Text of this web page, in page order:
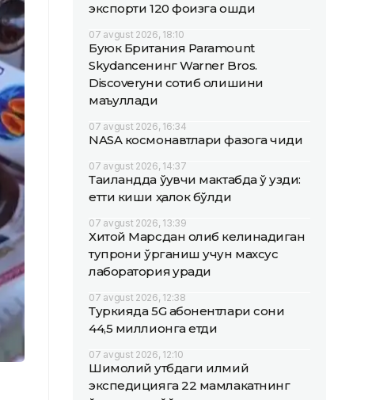
экспорти 120 фоизга ошди
07 avgust 2026, 18:10
Буюк Британия Paramount
Skydanceнинг Warner Bros.
Discoveryни сотиб олишини
маъқуллади
07 avgust 2026, 16:34
NASA космонавтлари фазога чиқди
07 avgust 2026, 14:37
Таиландда ўқувчи мактабда ўқ узди:
етти киши ҳалок бўлди
07 avgust 2026, 13:39
Хитой Марсдан олиб келинадиган
тупроқни ўрганиш учун махсус
лаборатория қуради
07 avgust 2026, 12:38
Туркияда 5G абонентлари сони
44,5 миллионга етди
07 avgust 2026, 12:10
Шимолий қутбдаги илмий
экспедицияга 22 мамлакатнинг